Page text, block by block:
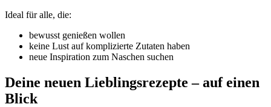
Ideal für alle, die:
bewusst genießen wollen
keine Lust auf komplizierte Zutaten haben
neue Inspiration zum Naschen suchen
Deine neuen Lieblingsrezepte – auf einen
Blick